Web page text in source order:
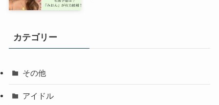
カテゴリー
その他
アイドル